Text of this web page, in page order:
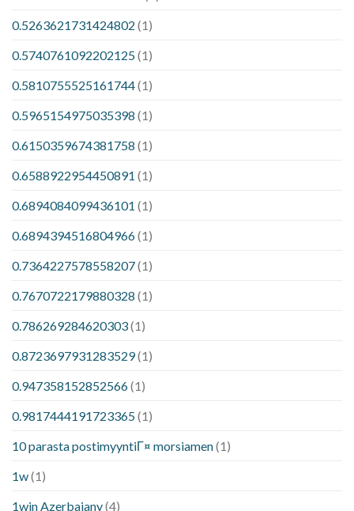
0.5263621731424802 (1)
0.5740761092202125(1)
0.5810755525161744(1)
0.5965154975035398 (1)
0.6150359674381758 (1)
0.6588922954450891 (1)
0.6894084099436101 (1)
0.6894394516804966(1)
0.7364227578558207(1)
0.7670722179880328 (1)
0.786269284620303(1)
0.8723697931283529(1)
0.947358152852566(1)
0.9817444191723365(1)
10 parasta postimyyntiГ¤ morsiamen(1)
1w(1)
1win Azerbajany(4)